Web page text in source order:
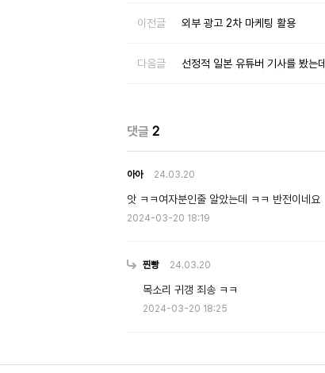
이전글 외부 광고 2차 마케팅 활용
다음글 선정적 일본 유튜버 기사를 봤는데
댓글 2
아아 24.03.20
앗 ㅋㅋ여자분인줄 알았는데 ㅋㅋ 반전이네요
2024-03-20 18:19
찐빵 24.03.20
목소리 귀갱 죄송 ㅋㅋ
2024-03-20 18:25